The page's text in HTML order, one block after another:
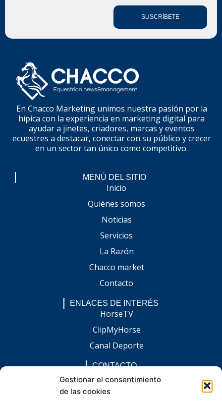
Gestionar el consentimiento
de las cookies
SUSCRÍBETE
En Chacco Marketing unimos nuestra pasión por la
hípica con la experiencia en marketing digital para
ayudar a jinetes, criadores, marcas y eventos
ecuestres a destacar, conectar con su público y crecer
en un sector tan único como competitivo.
MENÚ DEL SITIO
Inicio
Quiénes somos
Noticias
Servicios
La Razón
Chacco market
Contacto
ENLACES DE INTERÉS
HorseTV
ClipMyHorse
Canal Deporte
CONTACTO
comunicacion@chaccoinfo.com
Presentes en todo el ámbito nacional